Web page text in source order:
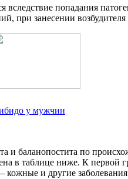
вследствие попадания
при занесении
у мужчин
и баланопостита по
в таблице ниже. К первой
кожные и другие заболевания